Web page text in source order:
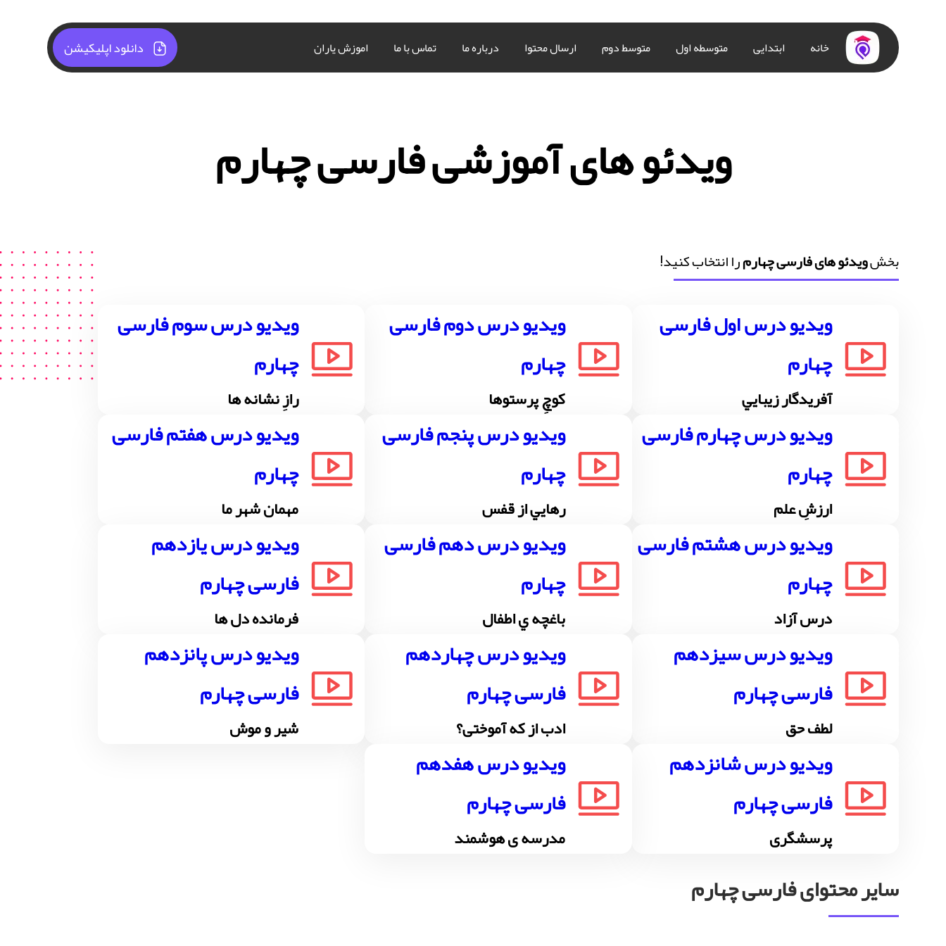
خانه ابتدایی متوسطه اول متوسط دوم ارسال محتوا درباره ما تماس با ما اموزش یاران دانلود اپلیکیشن
ویدئو های آموزشی فارسی چهارم
بخشویدئو های فارسی چهارمرا انتخاب کنید!
ویدیو درس اول فارسی
چهارم
آفريدگار زيبايي
ویدیو درس دوم فارسی
چهارم
كوچِ پرستوها
ویدیو درس سوم فارسی
چهارم
رازِ نشانه ها
ویدیو درس چهارم فارسی
چهارم
ارزشِ علم
ویدیو درس پنجم فارسی
چهارم
رهايي از قفس
ویدیو درس هفتم فارسی
چهارم
مهمان شهر ما
ویدیو درس هشتم فارسی
چهارم
درس آزاد
ویدیو درس دهم فارسی
چهارم
باغچه ي اطفال
ویدیو درس یازدهم
فارسی چهارم
فرمانده دل ها
ویدیو درس سیزدهم
فارسی چهارم
لطف حق
ویدیو درس چهاردهم
فارسی چهارم
ادب از که آموختی؟
ویدیو درس پانزدهم
فارسی چهارم
شیر و موش
ویدیو درس شانزدهم
فارسی چهارم
پرسشگری
ویدیو درس هفدهم
فارسی چهارم
مدرسه ی هوشمند
سایر محتوای فارسی چهارم